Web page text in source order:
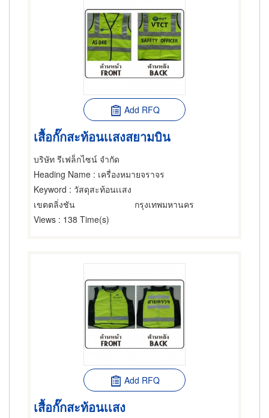
Add RFQ
เสื้อกั๊กสะท้อนเเสงสยามบิน
บริษัท รีเฟล็กไซน์ จำกัด
Heading Name : เครื่องหมายจราจร
Keyword : วัสดุสะท้อนเเสง
เขตตลิ่งชัน
กรุงเทพมหานคร
Views : 138 Time(s)
Add RFQ
เสื้อกั๊กสะท้อนเเสง